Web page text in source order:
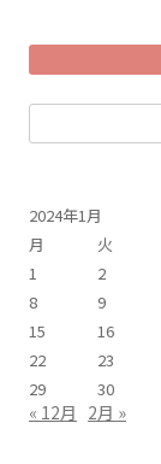
索:
2024年1月
月
火
1
2
8
9
15
16
22
23
29
30
« 12月 2月 »